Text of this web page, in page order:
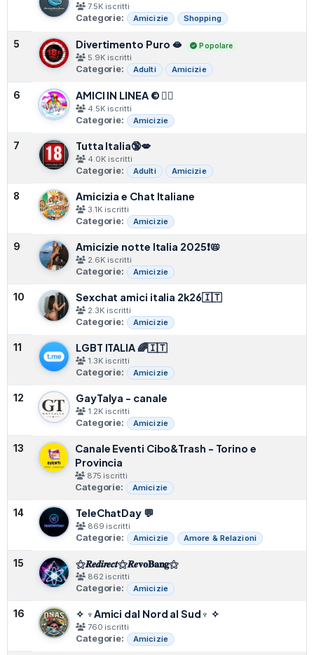
7.5K iscritti
Categorie: Amicizie Shopping
5 Divertimento Puro 🫦 Popolare
5.9K iscritti
Categorie: Adulti Amicizie
6 AMICI IN LINEA © 🏳️‍🌈
4.5K iscritti
Categorie: Amicizie
7 Tutta Italia🔞💋
4.0K iscritti
Categorie: Adulti Amicizie
8 Amicizia e Chat Italiane
3.1K iscritti
Categorie: Amicizie
9 Amicizie notte Italia 2025❗📛
2.6K iscritti
Categorie: Amicizie
10 Sexchat amici italia 2k26🇮🇹
2.3K iscritti
Categorie: Amicizie
11 LGBT ITALIA 🌈🇮🇹
1.3K iscritti
Categorie: Amicizie
12 GayTalya - canale
1.2K iscritti
Categorie: Amicizie
13
Canale Eventi Cibo&Trash - Torino e
Provincia
875 iscritti
Categorie: Amicizie
14 TeleChatDay 💬
869 iscritti
Categorie: Amicizie Amore & Relazioni
15 ⚝𝑹𝒆𝒅𝒊𝒓𝒆𝒄𝒕⚝𝑹𝒆𝐯𝐨𝐁𝐚𝐧𝐠⚝
862 iscritti
Categorie: Amicizie
16 ✧ ♆Amici dal Nord al Sud♆ ✧
760 iscritti
Categorie: Amicizie